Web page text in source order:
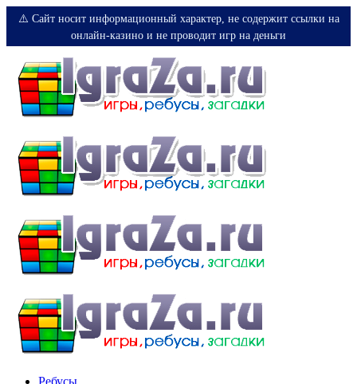
⚠️ Сайт носит информационный характер, не содержит ссылки на
онлайн-казино и не проводит игр на деньги
Ребусы